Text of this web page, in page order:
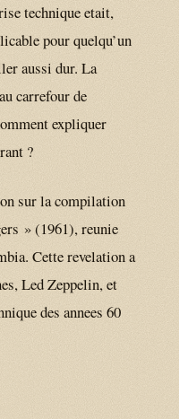
technique etait,
pour quelqu’un
aussi dur. La
carrefour de
expliquer
?
sur la compilation
» (1961), reunie
Cette revelation a
Led Zeppelin, et
des annees 60